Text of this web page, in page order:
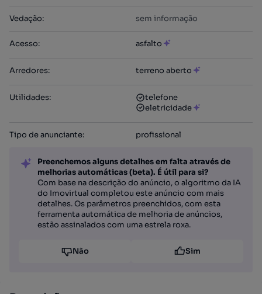
Vedação: sem informação
Acesso: asfalto
Arredores: terreno aberto
Utilidades:
telefone
eletricidade
Tipo de anunciante: profissional
Preenchemos alguns detalhes em falta através de
melhorias automáticas (beta). É útil para si?
Com base na descrição do anúncio, o algoritmo da IA
do Imovirtual completou este anúncio com mais
detalhes. Os parâmetros preenchidos, com esta
ferramenta automática de melhoria de anúncios,
estão assinalados com uma estrela roxa.
Não Sim